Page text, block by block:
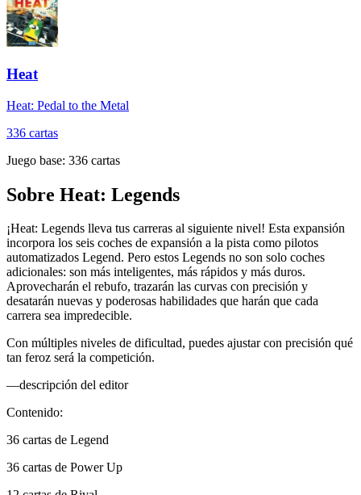
Heat
Heat: Pedal to the Metal
336 cartas
Juego base: 336 cartas
Sobre Heat: Legends
¡Heat: Legends lleva tus carreras al siguiente nivel! Esta expansión
incorpora los seis coches de expansión a la pista como pilotos
automatizados Legend. Pero estos Legends no son solo coches
adicionales: son más inteligentes, más rápidos y más duros.
Aprovecharán el rebufo, trazarán las curvas con precisión y
desatarán nuevas y poderosas habilidades que harán que cada
carrera sea impredecible.
Con múltiples niveles de dificultad, puedes ajustar con precisión qué
tan feroz será la competición.
—descripción del editor
Contenido:
36 cartas de Legend
36 cartas de Power Up